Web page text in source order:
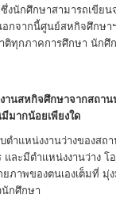
งนักศึกษาสามารถเขีย
กจากนี้ศูนย์สหกิจศึกษา
ติทุกภาคการศึกษา นักศึ
านสหกิจศึกษาจากสถา
มากน้อยเพียงใด
ตำแหน่งงานว่างของส
และมีตำแหน่งงานว่าง
ยภาพของตนเองเต็มที่
นักศึกษา